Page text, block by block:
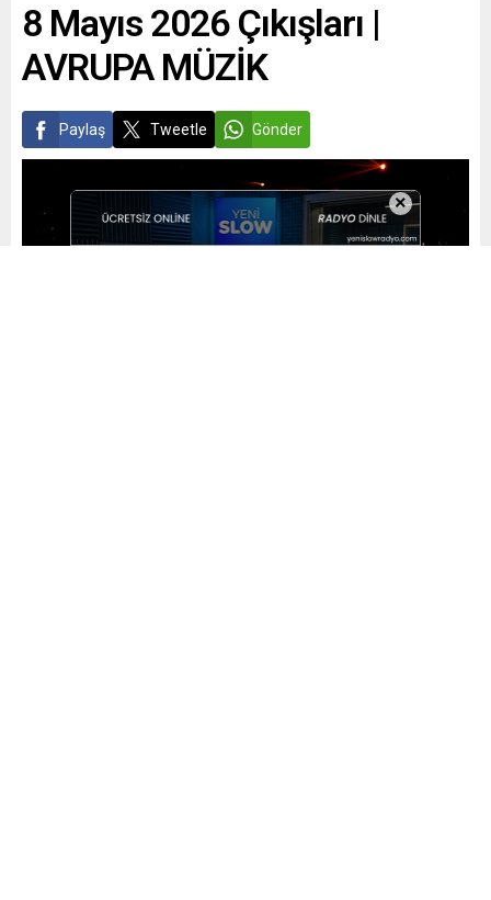
8 Mayıs 2026 Çıkışları |
AVRUPA MÜZİK
Paylaş Tweetle Gönder
×